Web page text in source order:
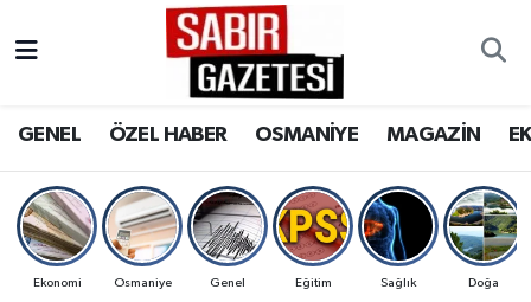
GENEL ÖZEL HABER OSMANİYE MAGAZİN
Ekonomi Osmaniye Genel Eğitim Sağlık Doğa
OSMANİYE
MAGAZİN
Osmaniye Nöbetçi Eczaneler
Osmaniye Trafik Yoğunluk Haritası
Süper Lig Puan Durumu ve Fikstür